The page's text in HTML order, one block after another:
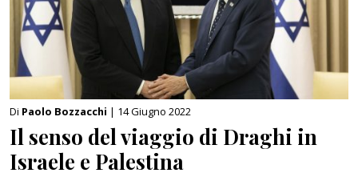
Di Paolo Bozzacchi | 14 Giugno 2022
Il senso del viaggio di Draghi in
Israele e Palestina